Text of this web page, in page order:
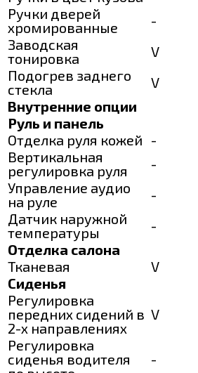
Ручки дверей
хромированные
-
Заводская
тонировка
V
Подогрев заднего
стекла
V
Внутренние опции
Руль и панель
Отделка руля кожей -
Вертикальная
регулировка руля
-
Управление аудио
на руле
-
Датчик наружной
температуры
-
Отделка салона
Тканевая
V
Сиденья
Регулировка
передних сидений в
2-х направлениях
V
Регулировка
сиденья водителя
-